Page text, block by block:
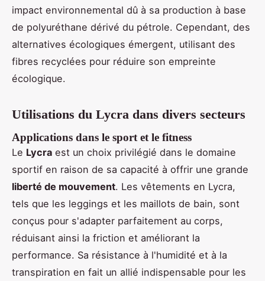
impact environnemental dû à sa production à base
de polyuréthane dérivé du pétrole. Cependant, des
alternatives écologiques émergent, utilisant des
fibres recyclées pour réduire son empreinte
écologique.
Utilisations du Lycra dans divers secteurs
Applications dans le sport et le fitness
Le Lycra est un choix privilégié dans le domaine
sportif en raison de sa capacité à offrir une grande
liberté de mouvement. Les vêtements en Lycra,
tels que les leggings et les maillots de bain, sont
conçus pour s'adapter parfaitement au corps,
réduisant ainsi la friction et améliorant la
performance. Sa résistance à l'humidité et à la
transpiration en fait un allié indispensable pour les